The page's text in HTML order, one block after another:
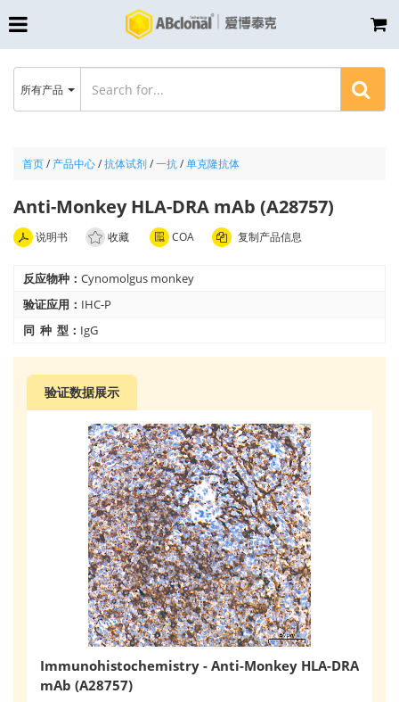
首页/ 产品中心/抗体试剂/一抗/单克隆抗体
Anti-Monkey HLA-DRA mAb (A28757)
说明书 收藏 COA 复制产品信息
反应物种： Cynomolgus monkey
验证应用： IHC-P
同 种 型： IgG
验证数据展示
Immunohistochemistry - Anti-Monkey HLA-DRA
mAb (A28757)
所有产品